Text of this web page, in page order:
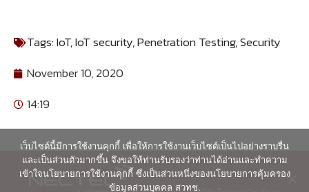
Tags:IoT,IoT security,Penetration Testing,Security
November 10, 2020
14:19
เว็บไซต์นี้มีการใช้งานคุกกี้ เพื่อให้การใช้งานเว็บไซต์เป็นไปอย่างราบรื่น
และเป็นส่วนตัวมากขึ้น จึงขอให้ท่านรับรองว่าท่านได้อ่านและทำความ
เข้าใจนโยบายการใช้งานคุกกี้ ซึ่งเป็นส่วนหนึ่งของนโยบายการคุ้มครอง
ข้อมูลส่วนบุคคล สวทช.